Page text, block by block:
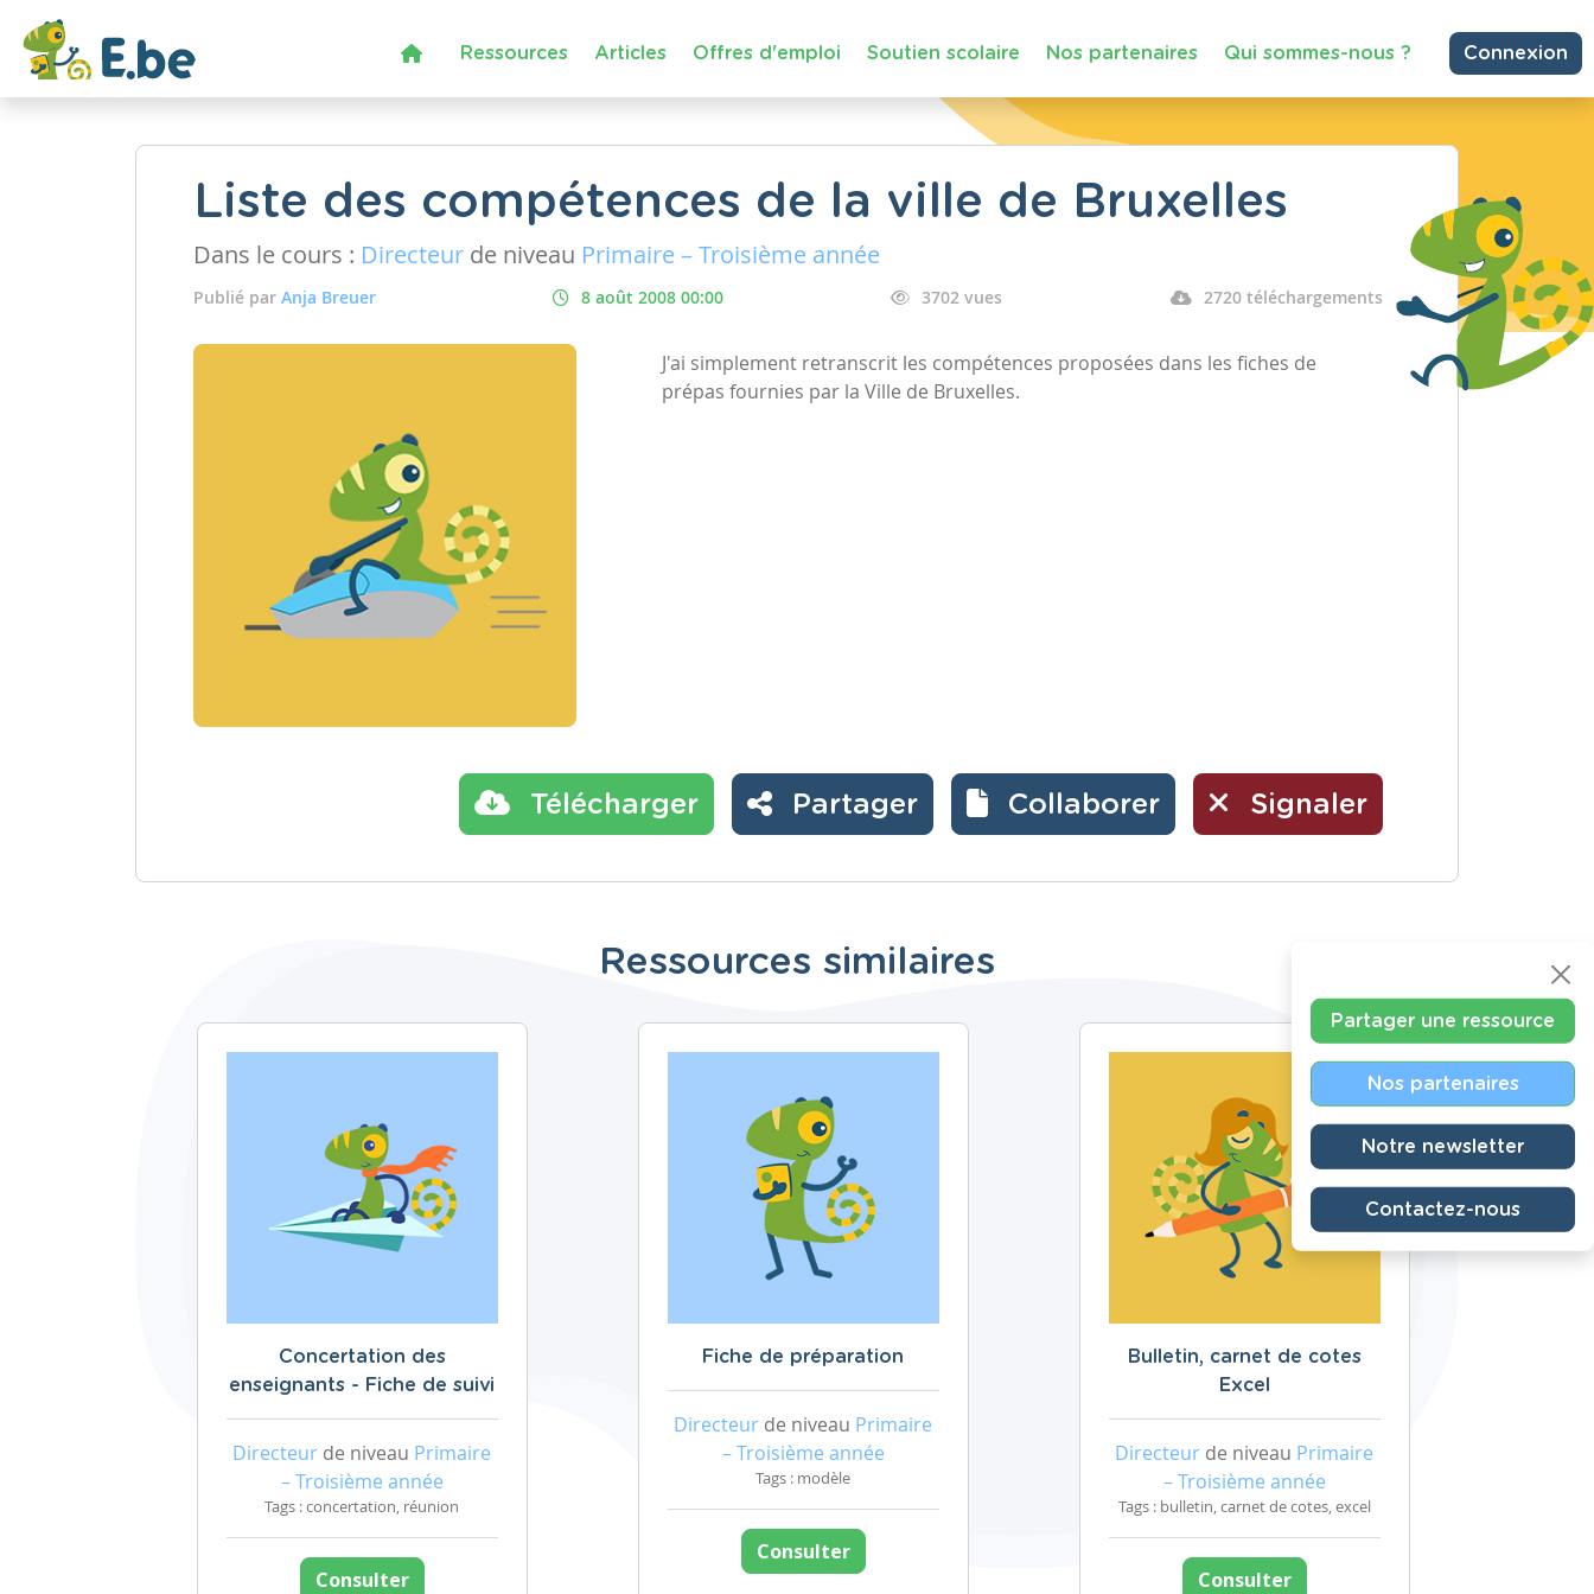
Ressources Articles Offres d'emploi Soutien scolaire Nos partenaires Qui sommes-nous ? Connexion
Liste des compétences de la ville de Bruxelles
Dans le cours : Directeur de niveau Primaire – Troisième année
Publié par Anja Breuer 8 août 2008 00:00 3702 vues 2720 téléchargements
J'ai simplement retranscrit les compétences proposées dans les fiches de
prépas fournies par la Ville de Bruxelles.
Télécharger Partager Collaborer Signaler
Ressources similaires
Concertation des
enseignants - Fiche de suivi
Directeur de niveau Primaire
– Troisième année
Tags : concertation, réunion
Consulter
Fiche de préparation
Directeur de niveau Primaire
– Troisième année
Tags : modèle
Consulter
Bulletin, carnet de cotes
Excel
Directeur de niveau Primaire
– Troisième année
Tags : bulletin, carnet de cotes, excel
Consulter
Partager une ressource
Nos partenaires
Notre newsletter
Contactez-nous